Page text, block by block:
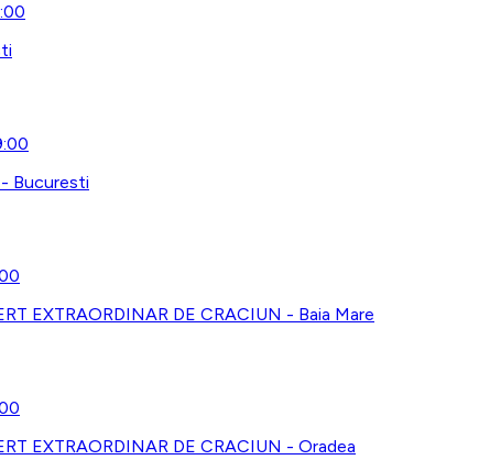
Bucuresti
EXTRAORDINAR DE CRACIUN - Baia Mare
EXTRAORDINAR DE CRACIUN - Oradea